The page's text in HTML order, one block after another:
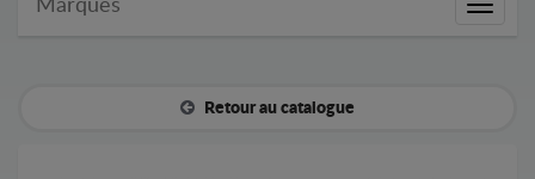
Marques
Retour au catalogue